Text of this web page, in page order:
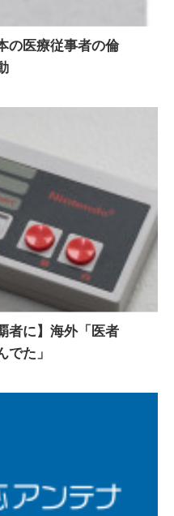
の医療従事者の倫
者に】海外「医者
た」